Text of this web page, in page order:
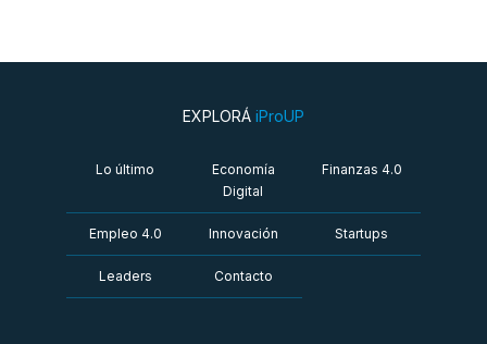
EXPLORÁ iProUP
Lo último
Economía
Digital
Finanzas 4.0
Empleo 4.0 Innovación Startups
Leaders Contacto